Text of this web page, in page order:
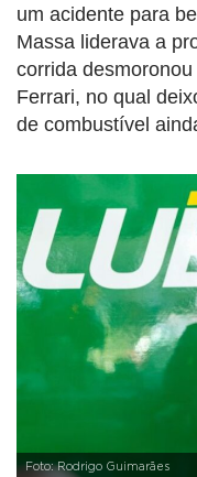
um acidente para
Massa liderava a
corrida
Ferrari, no qual
de combustível
Foto: Rodrigo Guimarães